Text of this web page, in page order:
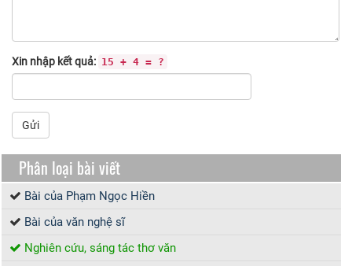
Xin nhập kết quả: 15 + 4 = ?
Gửi
Phân loại bài viết
Bài của Phạm Ngọc Hiền
Bài của văn nghệ sĩ
Nghiên cứu, sáng tác thơ văn